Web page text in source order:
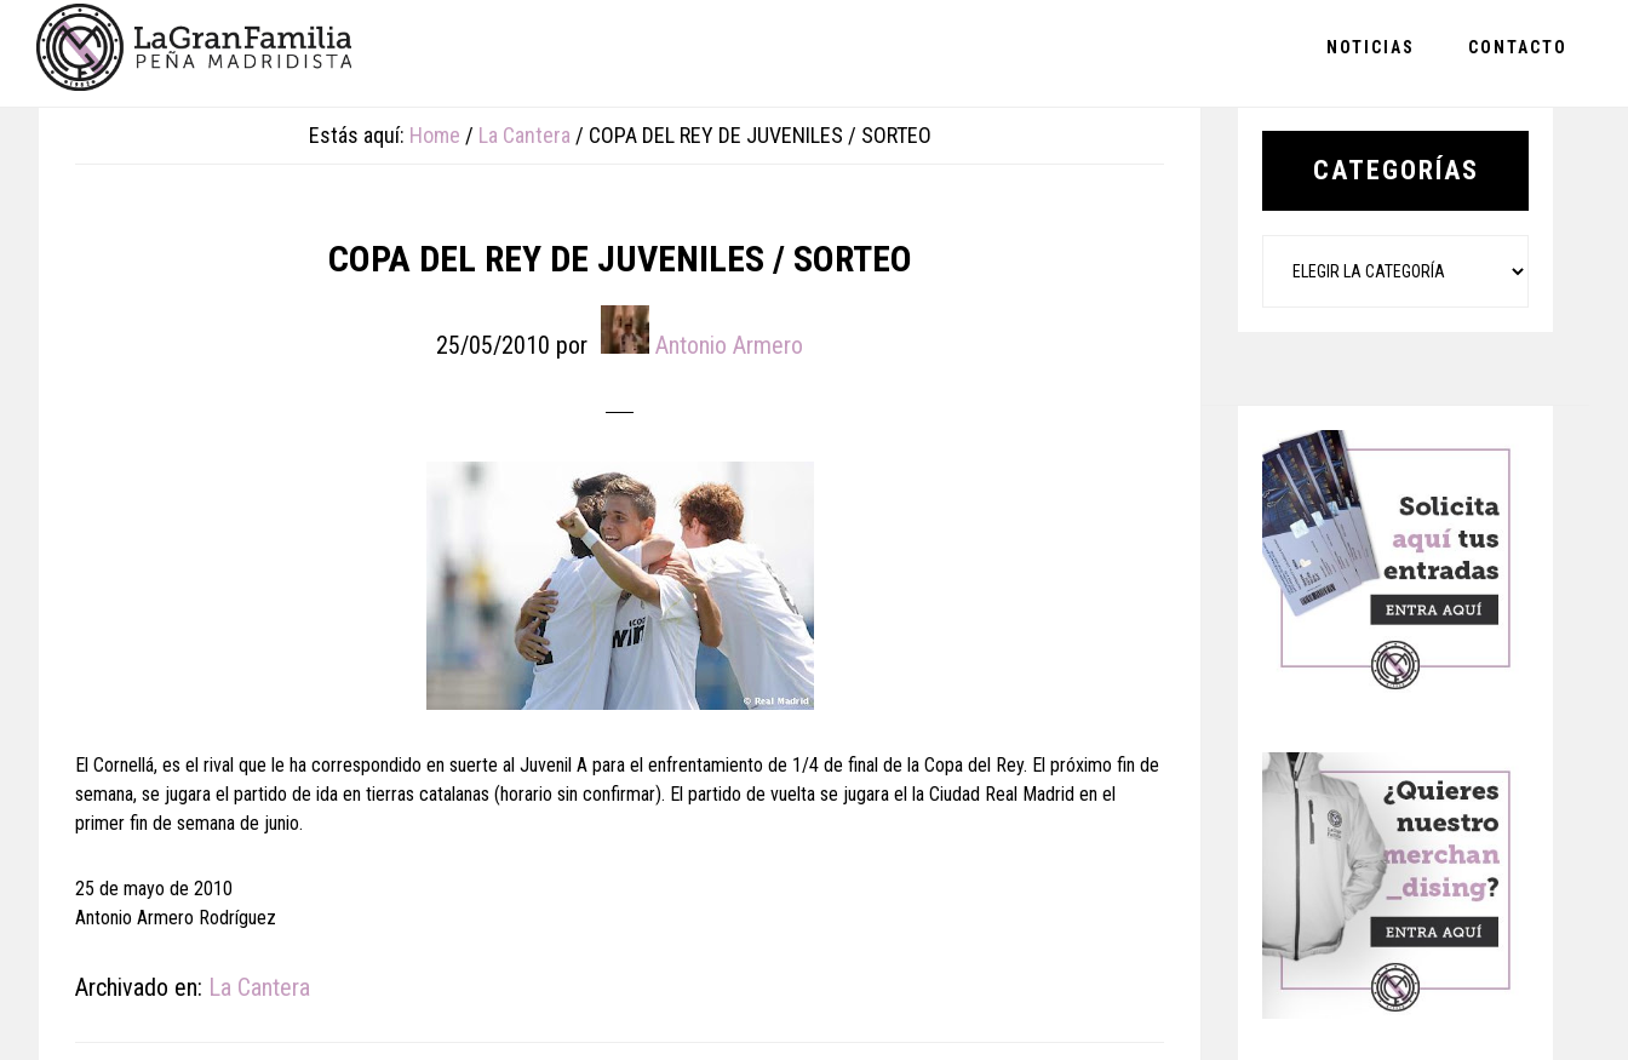
primary
footer
NOTICIAS CONTACTO
Estás aquí: Home / La Cantera / COPA DEL REY DE JUVENILES / SORTEO
COPA DEL REY DE JUVENILES / SORTEO
25/05/2010 por Antonio Armero
El Cornellá, es el rival que le ha correspondido en suerte al Juvenil A para el enfrentamiento de 1/4 de final de la Copa del Rey. El próximo fin de
semana, se jugara el partido de ida en tierras catalanas (horario sin confirmar). El partido de vuelta se jugara el la Ciudad Real Madrid en el
primer fin de semana de junio.
25 de mayo de 2010
Antonio Armero Rodríguez
Archivado en: La Cantera
Primary
CATEGORÍAS